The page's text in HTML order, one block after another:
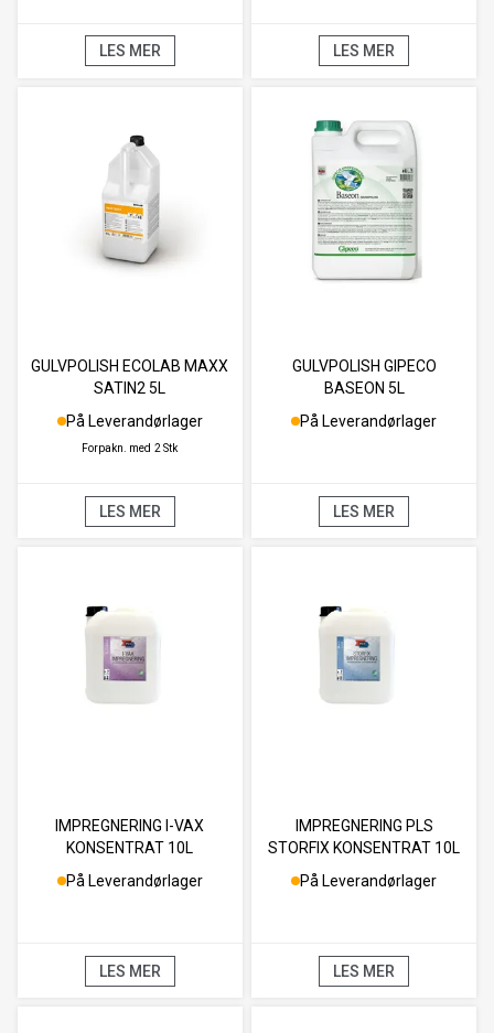
LES MER LES MER
GULVPOLISH ECOLAB MAXX
SATIN2 5L
På Leverandørlager
Forpakn. med 2 Stk
LES MER
GULVPOLISH GIPECO
BASEON 5L
På Leverandørlager
LES MER
IMPREGNERING I-VAX
KONSENTRAT 10L
På Leverandørlager
LES MER
IMPREGNERING PLS
STORFIX KONSENTRAT 10L
På Leverandørlager
LES MER